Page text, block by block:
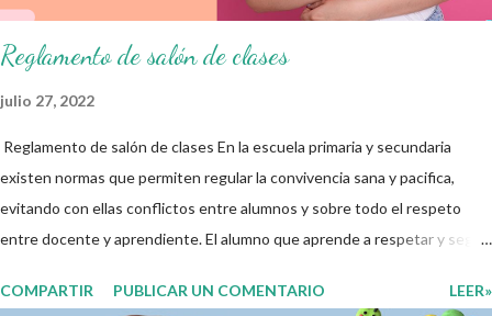
Reglamento de salón de clases
julio 27, 2022
Reglamento de salón de clases En la escuela primaria y secundaria
existen normas que permiten regular la convivencia sana y pacifica,
evitando con ellas conflictos entre alumnos y sobre todo el respeto
entre docente y aprendiente. El alumno que aprende a respetar y seguir
entiende las consecuencias de sus acciones, es por eso que el objetivo
COMPARTIR PUBLICAR UN COMENTARIO LEER»